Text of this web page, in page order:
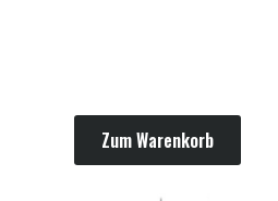
Zum Warenkorb